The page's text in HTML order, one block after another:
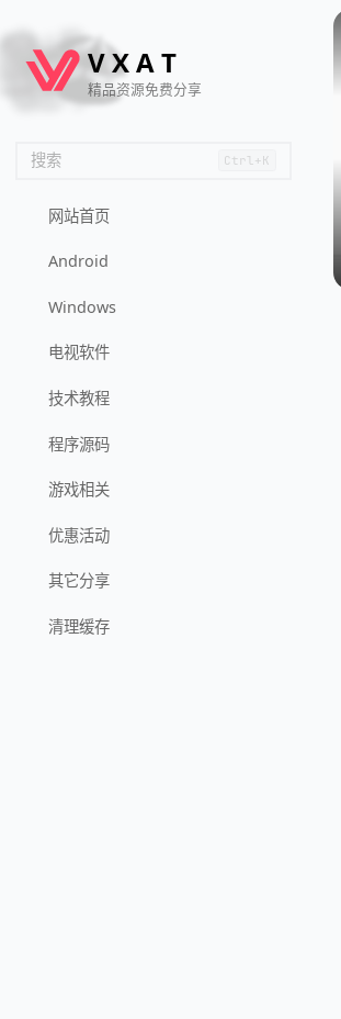
🙌
🐟
🏖️
VXA T
精品资源免费分享
搜索 Ctrl+K
网站首页
Android
Windows
电视软件
技术教程
程序源码
游戏相关
优惠活动
其它分享
清理缓存